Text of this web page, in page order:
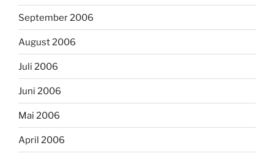
September 2006
August 2006
Juli 2006
Juni 2006
Mai 2006
April 2006